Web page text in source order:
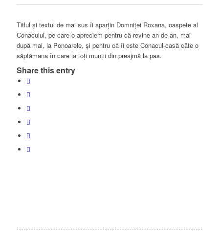
Titlul și textul de mai sus îi aparțin Domniței Roxana, oaspete al
Conacului, pe care o apreciem pentru că revine an de an, mai
după mai, la Ponoarele, și pentru că îi este Conacul-casă câte o
săptămana în care ia toți munții din preajmă la pas.
Share this entry